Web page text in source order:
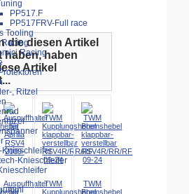
PP517.F
PP517FRV-Full race
Tooling
Racing
Racing
, Ritzel
Knieschleifer
Knieschleifer
die diesen Artikel
haben, haben
Artikel
Auspuffhalter
für
TWM
Kupplungshebel
TWM
Bremshebel